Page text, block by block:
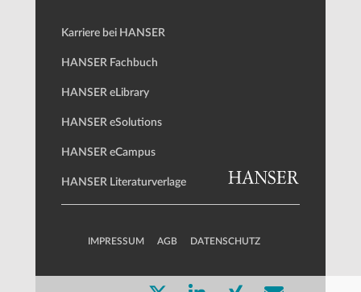
Karriere bei HANSER
HANSER Fachbuch
HANSER eLibrary
HANSER eSolutions
HANSER eCampus
HANSER Literaturverlage
IMPRESSUM AGB DATENSCHUTZ